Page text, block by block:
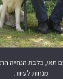
תאי, כלבת הנחייה
מנחות לעיוור.